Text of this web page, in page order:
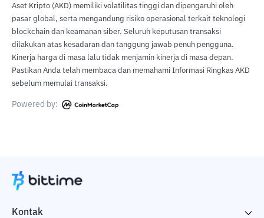
Aset Kripto (AKD) memiliki volatilitas tinggi dan dipengaruhi oleh
pasar global, serta mengandung risiko operasional terkait teknologi
blockchain dan keamanan siber. Seluruh keputusan transaksi
dilakukan atas kesadaran dan tanggung jawab penuh pengguna.
Kinerja harga di masa lalu tidak menjamin kinerja di masa depan.
Pastikan Anda telah membaca dan memahami Informasi Ringkas AKD
sebelum memulai transaksi.
Powered by:
Kontak